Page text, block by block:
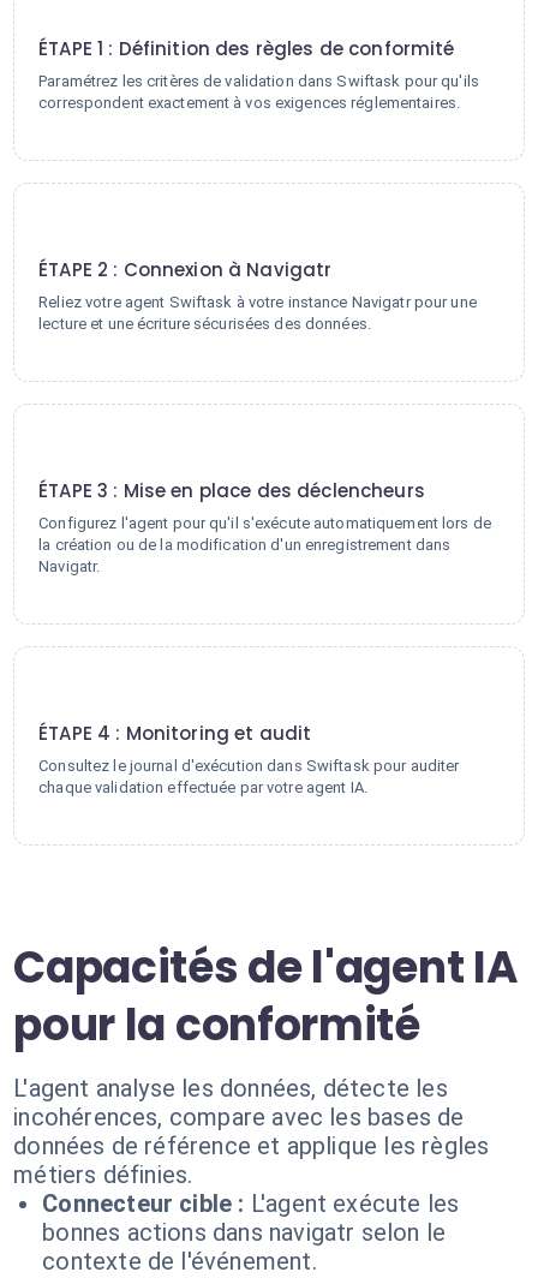
ÉTAPE 1 : Définition des règles de conformité
Paramétrez les critères de validation dans Swiftask pour qu'ils
correspondent exactement à vos exigences réglementaires.
ÉTAPE 2 : Connexion à Navigatr
Reliez votre agent Swiftask à votre instance Navigatr pour une
lecture et une écriture sécurisées des données.
ÉTAPE 3 : Mise en place des déclencheurs
Configurez l'agent pour qu'il s'exécute automatiquement lors de
la création ou de la modification d'un enregistrement dans
Navigatr.
ÉTAPE 4 : Monitoring et audit
Consultez le journal d'exécution dans Swiftask pour auditer
chaque validation effectuée par votre agent IA.
Capacités de l'agent IA
pour la conformité
L'agent analyse les données, détecte les
incohérences, compare avec les bases de
données de référence et applique les règles
métiers définies.
Connecteur cible : L'agent exécute les
bonnes actions dans navigatr selon le
contexte de l'événement.